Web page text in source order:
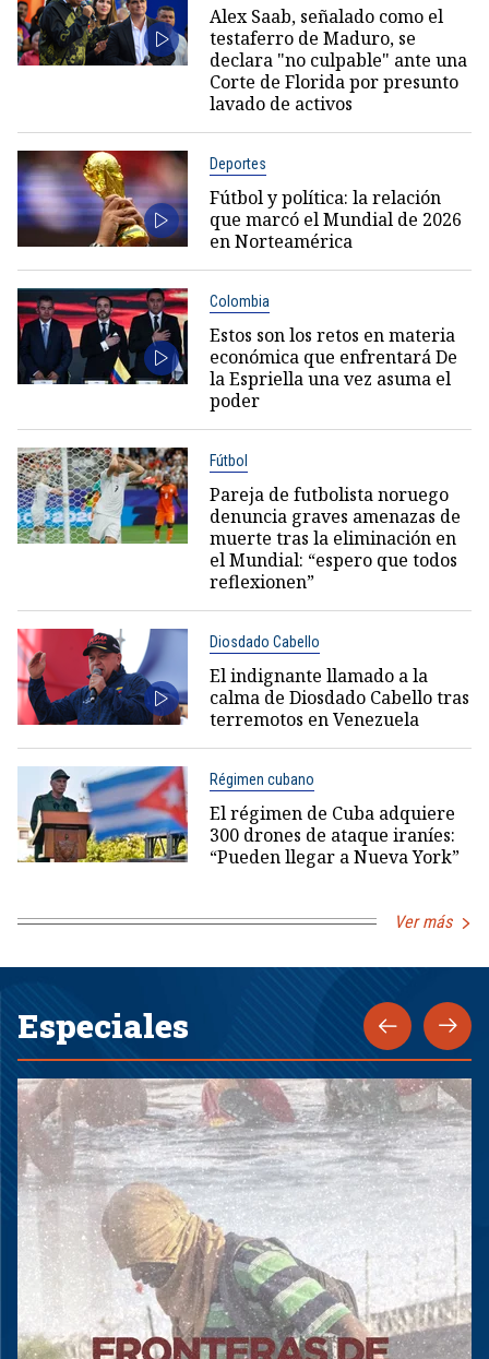
Alex Saab, señalado como el
testaferro de Maduro, se
declara "no culpable" ante una
Corte de Florida por presunto
lavado de activos
Deportes
Fútbol y política: la relación
que marcó el Mundial de 2026
en Norteamérica
Colombia
Estos son los retos en materia
económica que enfrentará De
la Espriella una vez asuma el
poder
Fútbol
Pareja de futbolista noruego
denuncia graves amenazas de
muerte tras la eliminación en
el Mundial: “espero que todos
reflexionen”
Diosdado Cabello
El indignante llamado a la
calma de Diosdado Cabello tras
terremotos en Venezuela
Régimen cubano
El régimen de Cuba adquiere
300 drones de ataque iraníes:
“Pueden llegar a Nueva York”
Ver más
Especiales